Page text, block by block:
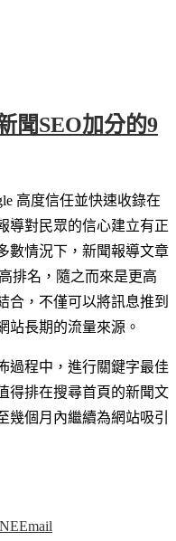
聞SEO加分的9
高度信任並快速收錄在
導對民眾的信心建立有正
數情況下，新聞報導文章
排名，隨之而來是更高
合，不僅可以將訊息推到
站長期的流量來源。
過程中，進行關鍵字最佳
得排在搜尋首頁的新聞文
幾個月內繼續為網站吸引
Email